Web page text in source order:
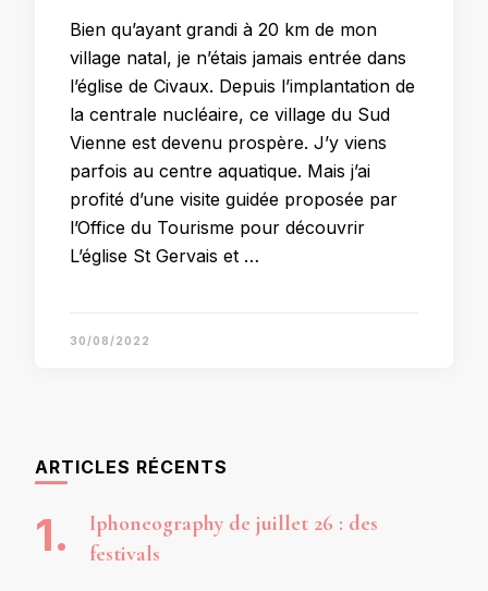
Bien qu’ayant grandi à 20 km de mon
village natal, je n’étais jamais entrée dans
l’église de Civaux. Depuis l’implantation de
la centrale nucléaire, ce village du Sud
Vienne est devenu prospère. J’y viens
parfois au centre aquatique. Mais j’ai
profité d’une visite guidée proposée par
l’Office du Tourisme pour découvrir
L’église St Gervais et …
30/08/2022
ARTICLES RÉCENTS
Iphoneography de juillet 26 : des
festivals